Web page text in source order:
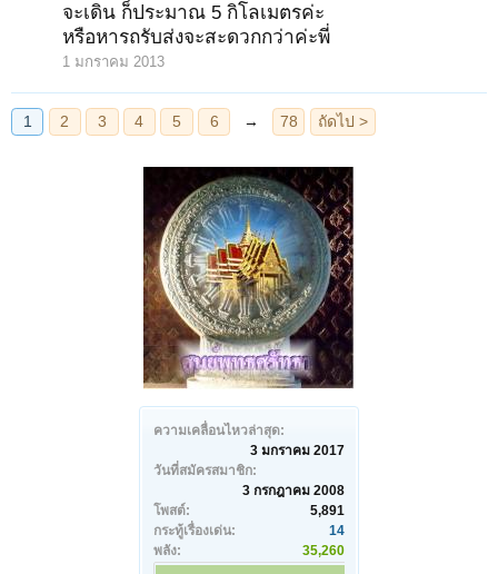
ความเคลื่อนไหวล่าสุด:
3 มกราคม 2017
วันที่สมัครสมาชิก:
3 กรกฎาคม 2008
โพสต์:
5,891
กระทู้เรื่องเด่น:
14
พลัง:
35,260
จะเดิน ก็ประมาณ 5 กิโลเมตรค่ะ
หรือหารถรับส่งจะสะดวกกว่าค่ะพี่
1 มกราคม 2013